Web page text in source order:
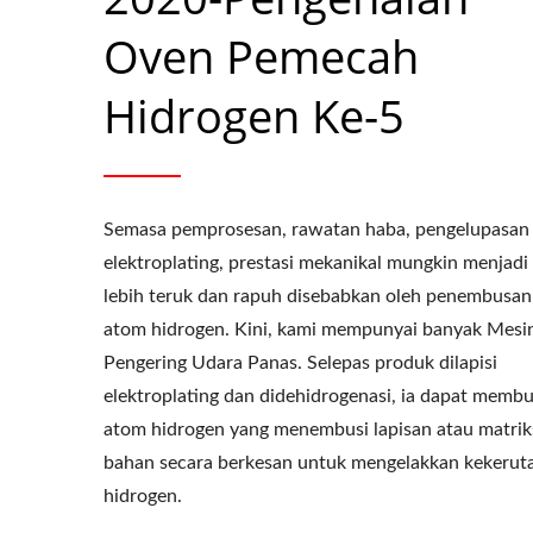
Oven Pemecah
Hidrogen Ke-5
Semasa pemprosesan, rawatan haba, pengelupasan
elektroplating, prestasi mekanikal mungkin menjadi
lebih teruk dan rapuh disebabkan oleh penembusan
atom hidrogen. Kini, kami mempunyai banyak
Pengering Udara Panas. Selepas produk dilapisi
elektroplating dan didehidrogenasi, ia dapat
atom hidrogen yang menembusi lapisan atau
bahan secara berkesan untuk mengelakkan
hidrogen.
Bahagian Cap OEM